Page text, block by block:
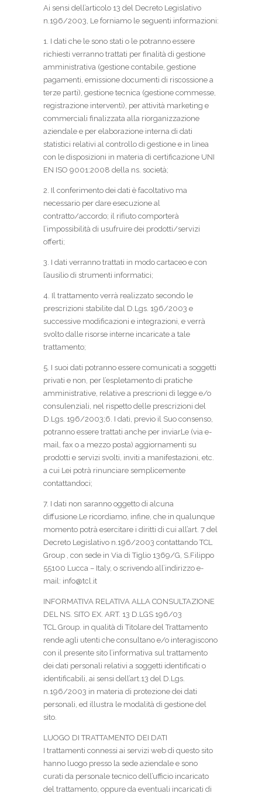
Ai sensi dell’articolo 13 del Decreto Legislativo
n.196/2003, Le forniamo le seguenti informazioni:
1. I dati che le sono stati o le potranno essere
richiesti verranno trattati per finalità di gestione
amministrativa (gestione contabile, gestione
pagamenti, emissione documenti di riscossione a
terze parti), gestione tecnica (gestione commesse,
registrazione interventi), per attività marketing e
commerciali finalizzata alla riorganizzazione
aziendale e per elaborazione interna di dati
statistici relativi al controllo di gestione e in linea
con le disposizioni in materia di certificazione UNI
EN ISO 9001:2008 della ns. società;
2. Il conferimento dei dati è facoltativo ma
necessario per dare esecuzione al
contratto/accordo; il rifiuto comporterà
l’impossibilità di usufruire dei prodotti/servizi
offerti;
3. I dati verranno trattati in modo cartaceo e con
l’ausilio di strumenti informatici;
4. Il trattamento verrà realizzato secondo le
prescrizioni stabilite dal D.Lgs. 196/2003 e
successive modificazioni e integrazioni, e verrà
svolto dalle risorse interne incaricate a tale
trattamento;
5. I suoi dati potranno essere comunicati a soggetti
privati e non, per l’espletamento di pratiche
amministrative, relative a prescrioni di legge e/o
consulenziali, nel rispetto delle prescrizioni del
D.Lgs. 196/2003;6. I dati, previo il Suo consenso,
potranno essere trattati anche per inviarLe (via e-
mail, fax o a mezzo posta) aggiornamenti su
prodotti e servizi svolti, inviti a manifestazioni, etc.
a cui Lei potrà rinunciare semplicemente
contattandoci;
7. I dati non saranno oggetto di alcuna
diffusione.Le ricordiamo, infine, che in qualunque
momento potrà esercitare i diritti di cui all’art. 7 del
Decreto Legislativo n.196/2003 contattando TCL
Group , con sede in Via di Tiglio 1369/G, S.Filippo
55100 Lucca – Italy, o scrivendo all’indirizzo e-
mail: info@tcl.it
INFORMATIVA RELATIVA ALLA CONSULTAZIONE
DEL NS. SITO EX. ART. 13 D.LGS 196/03
TCL Group. in qualità di Titolare del Trattamento
rende agli utenti che consultano e/o interagiscono
con il presente sito l’informativa sul trattamento
dei dati personali relativi a soggetti identificati o
identificabili, ai sensi dell’art.13 del D.Lgs.
n.196/2003 in materia di protezione dei dati
personali, ed illustra le modalità di gestione del
sito.
LUOGO DI TRATTAMENTO DEI DATI
I trattamenti connessi ai servizi web di questo sito
hanno luogo presso la sede aziendale e sono
curati da personale tecnico dell’ufficio incaricato
del trattamento, oppure da eventuali incaricati di